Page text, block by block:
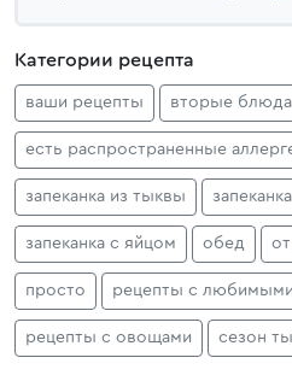
Категории рецепта
ваши рецепты вторые блюда
есть распространенные
запеканка из тыквы
запеканка с яйцом обед
просто рецепты с
рецепты с овощами сезон